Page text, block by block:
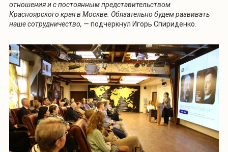
отношения и с постоянным представительством
Красноярского края в Москве. Обязательно будем развивать
наше сотрудничество, — подчеркнул Игорь Спириденко.